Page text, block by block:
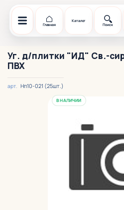
Главная
Каталог
Поиск
Уг. д/плитки "ИД" Св.-
ПВХ
арт. Нп10-021 (25шт.)
В НАЛИЧИИ